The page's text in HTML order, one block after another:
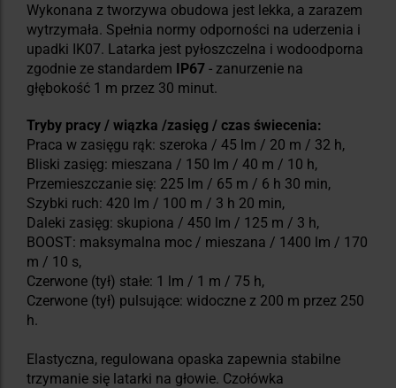
Wykonana z tworzywa obudowa jest lekka, a zarazem
wytrzymała. Spełnia normy odporności na uderzenia i
upadki IK07. Latarka jest pyłoszczelna i wodoodporna
zgodnie ze standardem IP67 - zanurzenie na
głębokość 1 m przez 30 minut.
Tryby pracy / wiązka /zasięg / czas świecenia:
Praca w zasięgu rąk: szeroka / 45 lm / 20 m / 32 h,
Bliski zasięg: mieszana / 150 lm / 40 m / 10 h,
Przemieszczanie się: 225 lm / 65 m / 6 h 30 min,
Szybki ruch: 420 lm / 100 m / 3 h 20 min,
Daleki zasięg: skupiona / 450 lm / 125 m / 3 h,
BOOST: maksymalna moc / mieszana / 1400 lm / 170
m / 10 s,
Czerwone (tył) stałe: 1 lm / 1 m / 75 h,
Czerwone (tył) pulsujące: widoczne z 200 m przez 250
h.
Elastyczna, regulowana opaska zapewnia stabilne
trzymanie się latarki na głowie. Czołówka